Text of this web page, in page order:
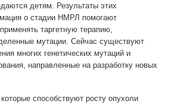
детям. Результаты этих
о стадии НМРЛ помогают
таргетную терапию,
мутации. Сейчас существуют
многих генетических мутаций и
направленные на разработку новых
способствуют росту опухоли